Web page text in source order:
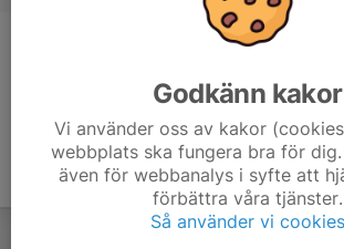
Godkänn kakor
Vi använder oss av kakor
webbplats ska fungera bra för
även för webbanalys i syfte att
förbättra våra tjänster.
Så använder vi cookies